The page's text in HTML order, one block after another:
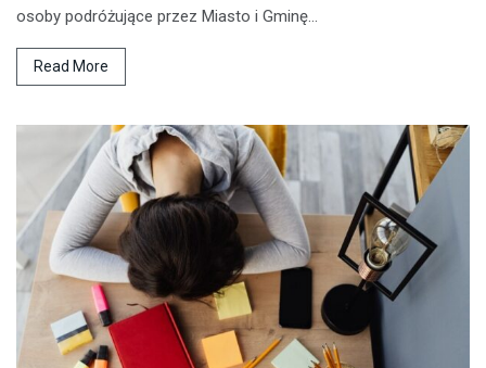
osoby podróżujące przez Miasto i Gminę…
Read More